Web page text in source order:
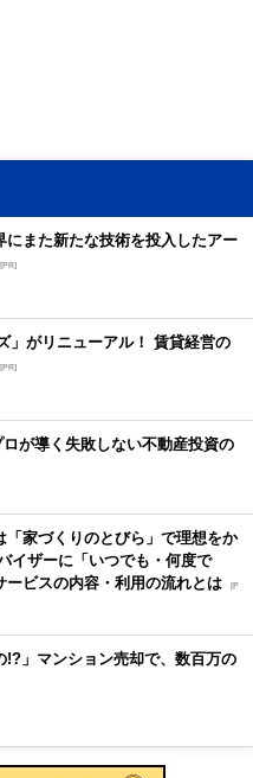
にまた新たな技術を投入したアー
」がリニューアル！ 賃貸経営の
が導く失敗しない不動産投資の
「家づくりのとびら」で理想をか
イザーに「いつでも・何度で
ービスの内容・利用の流れとは [P
!?」マンション売却で、数百万の